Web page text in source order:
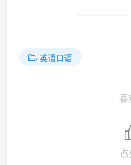
英语口语
喜